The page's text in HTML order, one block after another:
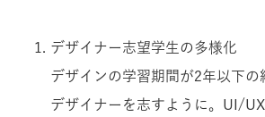
デザイナー志望学生の多様化
デザインの学習期間が2年以下の
デザイナーを志すように。UI/